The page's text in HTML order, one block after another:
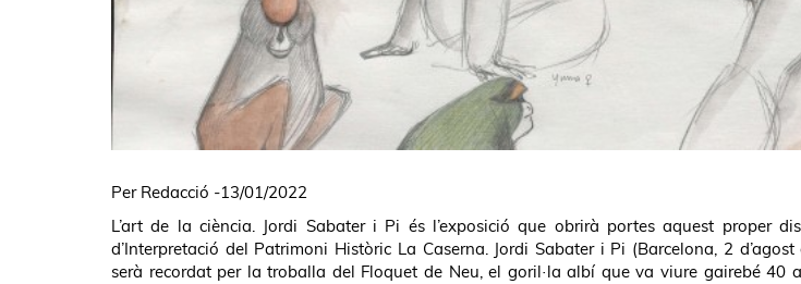
Per Redacció -13/01/2022
L’art de la ciència. Jordi Sabater i Pi és l’exposició que obrirà portes aquest proper
d’Interpretació del Patrimoni Històric La Caserna. Jordi Sabater i Pi (Barcelona, 2
serà recordat per la troballa del Floquet de Neu, el goril·la albí que va viure gairebé 40